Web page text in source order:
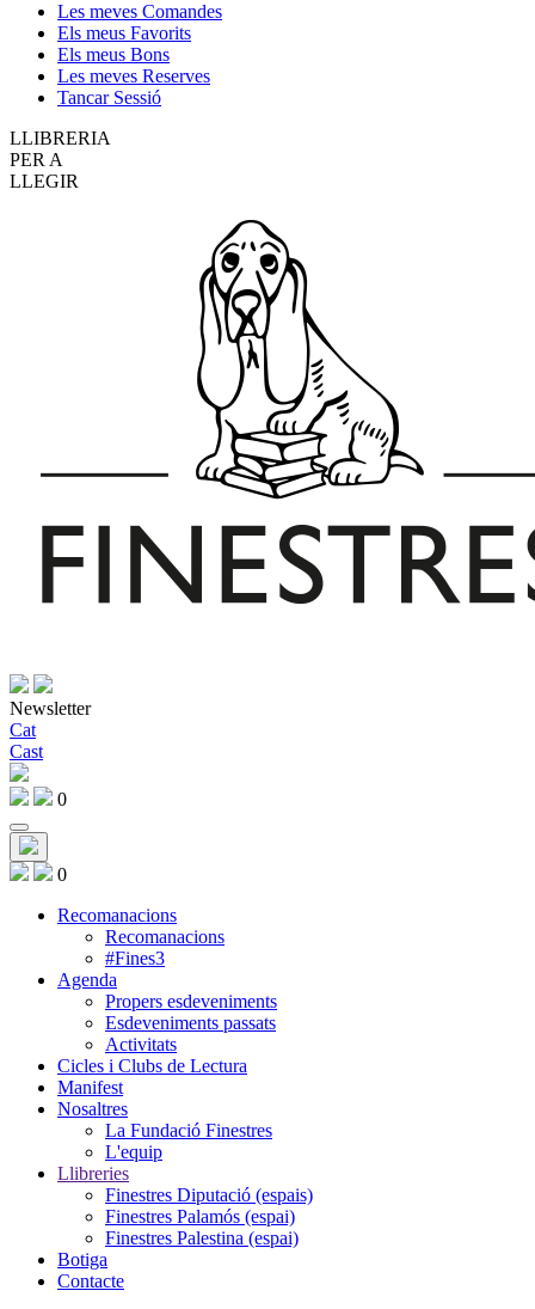
Les meves Comandes
Els meus Favorits
Els meus Bons
Les meves Reserves
Tancar Sessió
LLIBRERIA
PER A
LLEGIR
Newsletter
Cat
Cast
0
0
Recomanacions
Recomanacions
#Fines3
Agenda
Propers esdeveniments
Esdeveniments passats
Activitats
Cicles i Clubs de Lectura
Manifest
Nosaltres
La Fundació Finestres
L'equip
Llibreries
Finestres Diputació (espais)
Finestres Palamós (espai)
Finestres Palestina (espai)
Botiga
Contacte